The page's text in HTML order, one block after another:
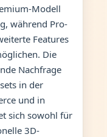
Modell
während Pro-
Features
Die
Nachfrage
in der
und in
sich sowohl für
3D-